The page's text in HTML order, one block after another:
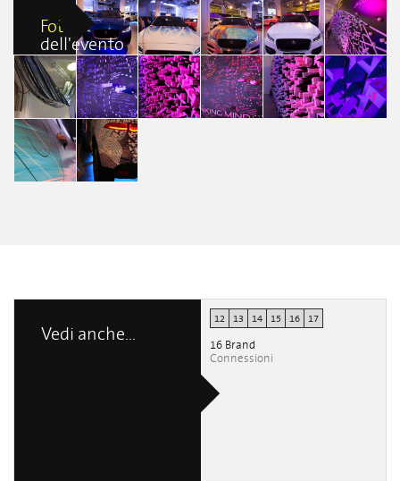
Foto
dell'evento
Navata 34
Silvestre
Scavetto
Navata 34
Silvestre
Scavetto
Navata 34
Silvestre
Scavetto
Navata 34
Silvestre
Scavetto
Navata 34
Silvestre
Scavetto
Navata 34
Silvestre
Scavetto
Navata 34
Marzia
Albanese
Vedi anche...
12 13 14 15 16 17
16 Brand
Connessioni